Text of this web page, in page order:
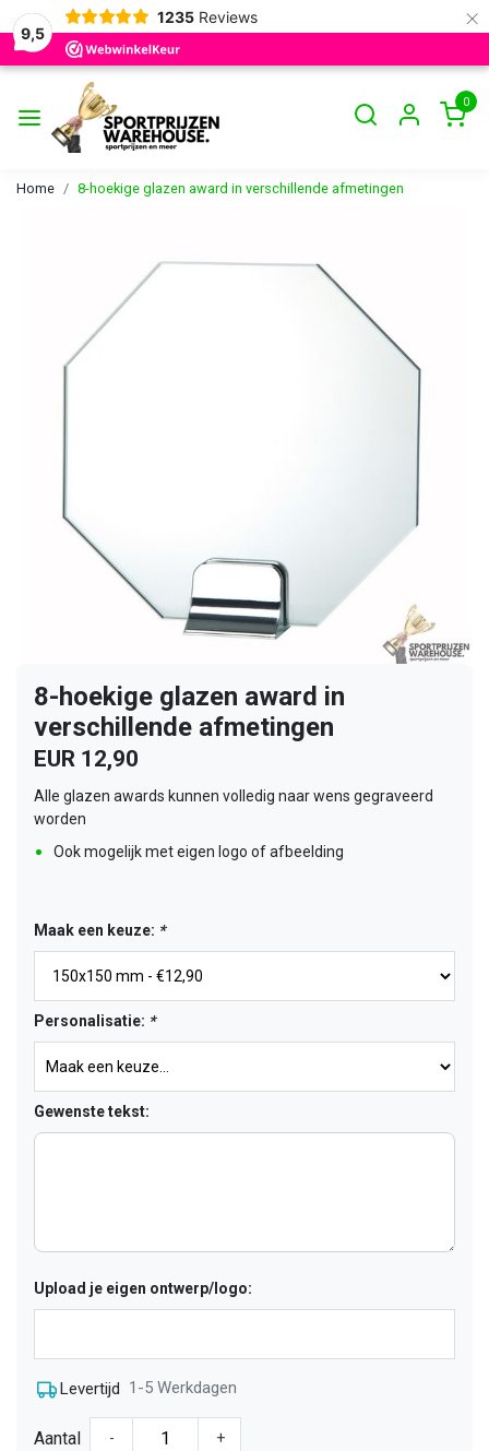
9,5
1235 Reviews ×
0
Home 8-hoekige glazen award in verschillende afmetingen
8-hoekige glazen award in
verschillende afmetingen
EUR 12,90
Alle glazen awards kunnen volledig naar wens gegraveerd
worden
Ook mogelijk met eigen logo of afbeelding
Maak een keuze: *
Personalisatie: *
Gewenste tekst:
Upload je eigen ontwerp/logo:
Levertijd 1-5 Werkdagen
Aantal - +